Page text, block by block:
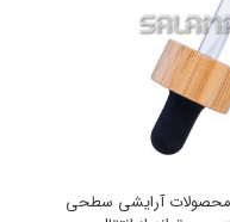
محصولات آرایشی سطحی